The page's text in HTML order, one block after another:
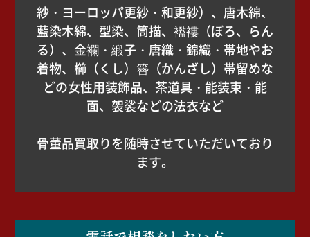
紗・ヨーロッパ更紗・和更紗）、唐木綿、
藍染木綿、型染、筒描、襤褸（ぼろ、らん
る）、金襴・緞子・唐織・錦織・帯地やお
着物、櫛（くし）簪（かんざし）帯留めな
どの女性用装飾品、茶道具・能装束・能
面、袈裟などの法衣など
骨董品買取りを随時させていただいており
ます。